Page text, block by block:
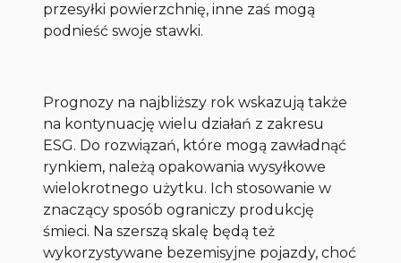
przesyłki powierzchnię, inne zaś mogą
podnieść swoje stawki.
Prognozy na najbliższy rok wskazują także
na kontynuację wielu działań z zakresu
ESG. Do rozwiązań, które mogą zawładnąć
rynkiem, należą opakowania wysyłkowe
wielokrotnego użytku. Ich stosowanie w
znaczący sposób ograniczy produkcję
śmieci. Na szerszą skalę będą też
wykorzystywane bezemisyjne pojazdy, choć